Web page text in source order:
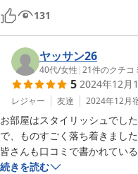
晴らしく夫婦で大満足して帰
も又利用したいと思います。
調に気をつけて頑張って下さ
131
ヤッサン26
40代/女性 |21件のクチコ
5 2024年12月
レジャー 友達 2024年12月
お部屋はスタイリッシュでし
で、ものすごく落ち着きました
皆さんも口コミで書かれてい
ほんとに静かで、気持ちの良
続きを読む